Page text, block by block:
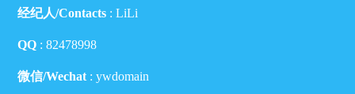
经纪人/Contacts : LiLi
QQ :82478998
微信/Wechat : ywdomain